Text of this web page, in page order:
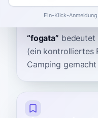
fo-GA-ta foˈɡata
“fogata” bedeutet
(ein kontrolliertes
Camping
Ein-Klick-Anmeldung